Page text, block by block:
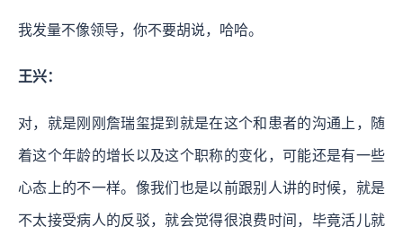
我发量不像领导，你不要胡说，哈哈。
王兴：
对，就是刚刚詹瑞玺提到就是在这个和患者的沟通上，随
着这个年龄的增长以及这个职称的变化，可能还是有一些
心态上的不一样。像我们也是以前跟别人讲的时候，就是
不太接受病人的反驳，就会觉得很浪费时间，毕竟活儿就